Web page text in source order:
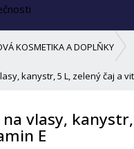
KOSMETIKA A DOPLŇKY
kanystr, 5 L, zelený čaj a
vlasy,
E